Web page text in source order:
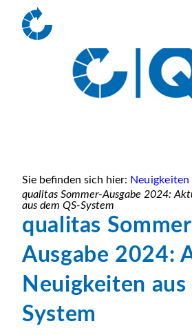
Sie befinden sich hier: Neuigkeiten
qualitas Sommer-Ausgabe 2024:
aus dem QS-System
qualitas
Ausgabe 2024:
Neuigkeiten aus
System